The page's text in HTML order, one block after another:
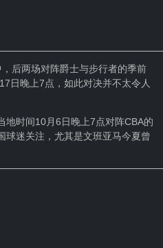
后两场对阵爵士与步行者的季前
日晚上7点，如此对决并不太令人
地时间10月6日晚上7点对阵CBA的
球迷关注，尤其是文班亚马今夏曾